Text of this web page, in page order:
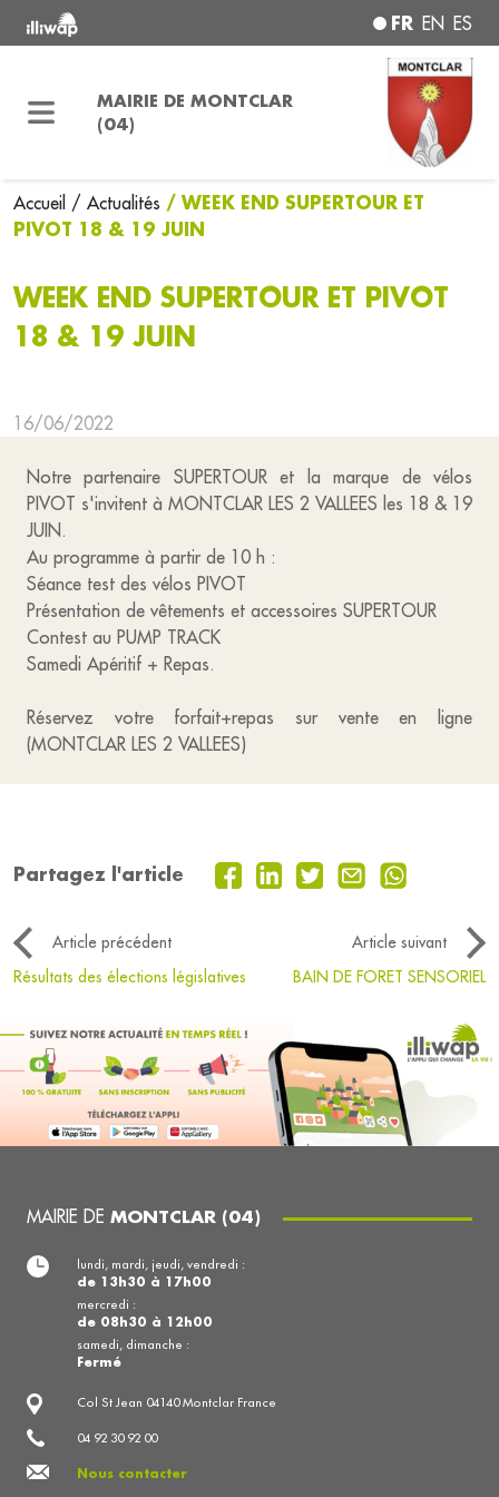
FR EN ES
MAIRIE DE MONTCLAR
(04)
Accueil / Actualités / WEEK END SUPERTOUR ET
PIVOT 18 & 19 JUIN
WEEK END SUPERTOUR ET PIVOT
18 & 19 JUIN
16/06/2022
Notre partenaire SUPERTOUR et la marque de vélos
PIVOT s'invitent à MONTCLAR LES 2 VALLEES les 18 & 19
JUIN.
Au programme à partir de 10 h :
Séance test des vélos PIVOT
Présentation de vêtements et accessoires SUPERTOUR
Contest au PUMP TRACK
Samedi Apéritif + Repas.
Réservez votre forfait+repas sur vente en ligne
(MONTCLAR LES 2 VALLEES)
Partagez l'article
Article précédent
Article suivant
Résultats des élections législatives
BAIN DE FORET SENSORIEL
MAIRIE DE MONTCLAR (04)
Col St Jean 04140 Montclar France
04 92 30 92 00
Nous contacter
lundi, mardi, jeudi, vendredi :
de 13h30 à 17h00
mercredi :
de 08h30 à 12h00
samedi, dimanche :
Fermé